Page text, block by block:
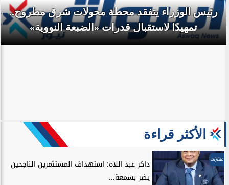
رئيس الوزراء يتفقد محطة محولات شرق مطروح..
تمهيدًا لاستقبال قدرات «الضبعة النووية»
الأكثر قراءة
عقارات
داكر عبد اللاه: استهداف المستثمرين الناجحين
يضر بسمعة...